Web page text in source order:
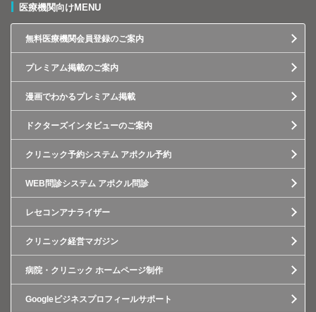
医療機関向けMENU
無料医療機関会員登録のご案内
プレミアム掲載のご案内
漫画でわかるプレミアム掲載
ドクターズインタビューのご案内
クリニック予約システム アポクル予約
WEB問診システム アポクル問診
レセコンアナライザー
クリニック経営マガジン
病院・クリニック ホームページ制作
Googleビジネスプロフィールサポート